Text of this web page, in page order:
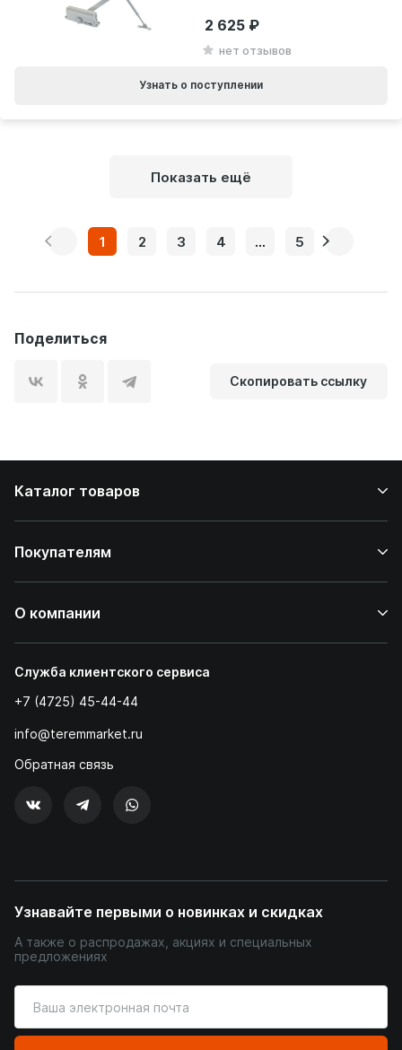
нет отзывов
2 625
Узнать о поступлении
Показать ещё
1 2 3 4 ... 5
Поделиться
Скопировать ссылку
Каталог товаров
Покупателям
О компании
Служба клиентского сервиса
+7 (4725) 45-44-44
info@teremmarket.ru
Обратная связь
Узнавайте первыми о новинках и скидках
А также о распродажах, акциях и специальных
предложениях
ваш
адрес